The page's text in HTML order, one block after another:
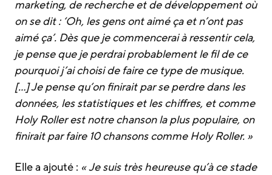
marketing, de recherche et de développement où
on se dit : ‘Oh, les gens ont aimé ça et n’ont pas
aimé ça’. Dès que je commencerai à ressentir cela,
je pense que je perdrai probablement le fil de ce
pourquoi j’ai choisi de faire ce type de musique.
[…] Je pense qu’on finirait par se perdre dans les
données, les statistiques et les chiffres, et comme
Holy Roller est notre chanson la plus populaire, on
finirait par faire 10 chansons comme Holy Roller. »
Elle a ajouté : « Je suis très heureuse qu’à ce stade